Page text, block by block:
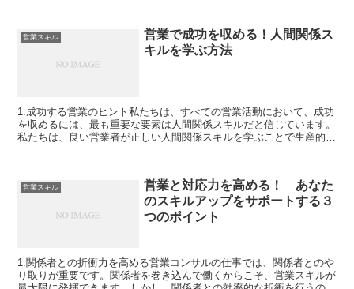
営業スキル
営業で成功を収める！人間関係ス
キルを学ぶ方法
1.成功する営業のヒント私たちは、すべての営業活動において、成功
を収めるには、最も重要な要素は人間関係スキルだと信じています。
私たちは、良い営業者が正しい人間関係スキルを学ぶことで生産的な
営業スキル
営業と対応力を高める！ あなた
のスキルアップをサポートする３
つのポイント
1.関係者との折衝力を高める営業コンサルの仕事では、関係者とのや
り取りが重要です。関係者を巻き込んで働くからこそ、営業スキルが